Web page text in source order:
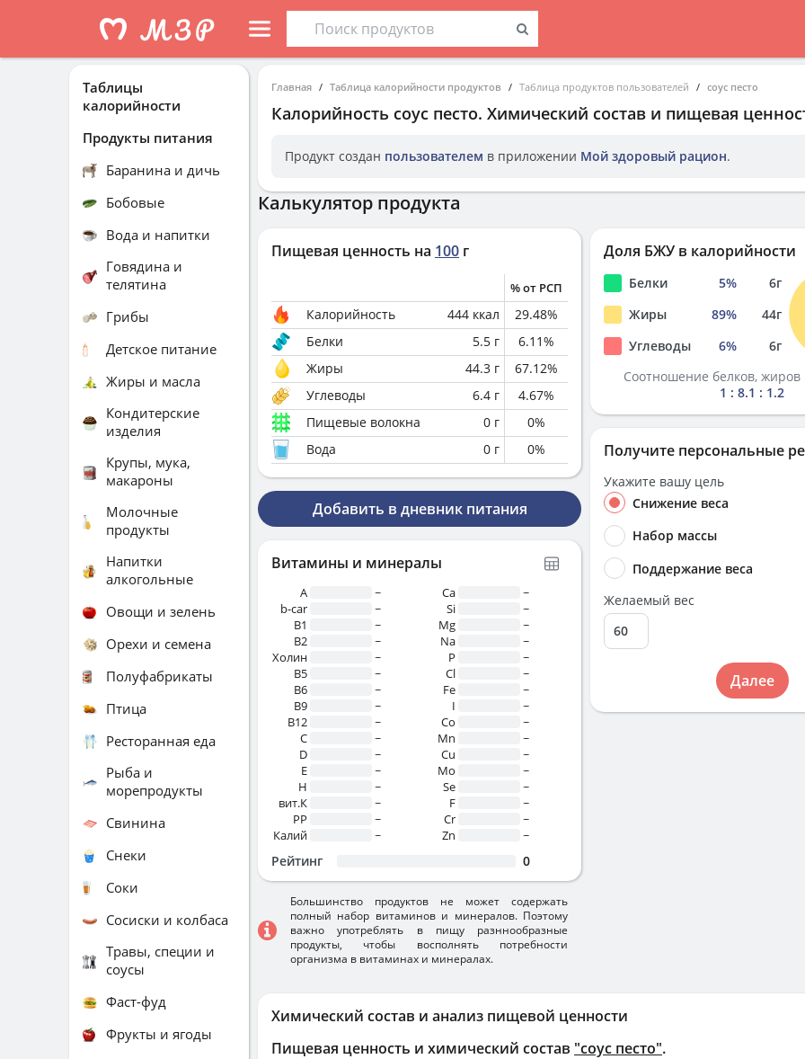
Главная Таблица калорийности продуктов Таблица продуктов пользователей соус песто
Калорийность соус песто. Химический состав и пищевая
Продукт создан пользователем в приложении Мой здоровый рацион.
Химический состав и анализ пищевой ценности
Пищевая ценность и химический состав "соус песто".
Калькулятор продукта
Пищевая ценность на 100 г
% от РСП
Калорийность 444 ккал 29.48%
Белки
5.5 г 6.11%
Жиры
44.3 г 67.12%
Углеводы
6.4 г 4.67%
Пищевые волокна
0 г 0%
Вода
0 г 0%
Добавить в дневник питания
Витамины и минералы
A
~
b-car
~
В1
~
B2
~
Холин
~
B5
~
B6
~
B9
~
B12
~
C
~
D
~
E
~
H
~
вит.К
~
PP
~
Калий
~
Ca
~
Si
~
Mg
~
Na
~
P
~
Cl
~
Fe
~
I
~
Co
~
Mn
~
Cu
~
Mo
~
Se
~
F
~
Cr
~
Zn
~
Рейтинг 0
Большинство продуктов не может содержать
полный набор витаминов и минералов. Поэтому
важно употреблять в пищу разннообразные
продукты, чтобы восполнять потребности
организма в витаминах и минералах.
Доля БЖУ в калорийности
Белки 5% 6г
Жиры
89% 44г
Углеводы
6% 6г
Соотношение белков, жиров
1 : 8.1 : 1.2
Получите персональные
Укажите вашу цель
Снижение веса
Набор массы
Поддержание веса
Желаемый вес
Далее
Таблицы
калорийности
Продукты питания
Баранина и дичь
Бобовые
Вода и напитки
Говядина и
телятина
Грибы
Детское питание
Жиры и масла
Кондитерские
изделия
Крупы, мука,
макароны
Молочные
продукты
Напитки
алкогольные
Овощи и зелень
Орехи и семена
Полуфабрикаты
Птица
Ресторанная еда
Рыба и
морепродукты
Свинина
Снеки
Соки
Сосиски и колбаса
Травы, специи и
соусы
Фаст-фуд
Фрукты и ягоды